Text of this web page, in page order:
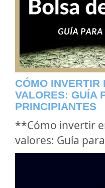
CÓMO INVERTIR
VALORES: GUÍA
PRINCIPIANTES
**Cómo invertir
valores: Guía para